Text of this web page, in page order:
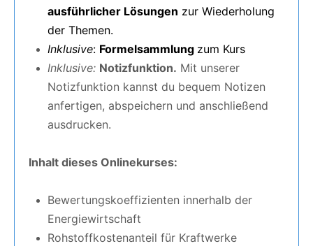
ausführlicher Lösungen zur Wiederholung
der Themen.
Inklusive: Formelsammlung zum Kurs
Inklusive: Notizfunktion. Mit unserer
Notizfunktion kannst du bequem Notizen
anfertigen, abspeichern und anschließend
ausdrucken.
Inhalt dieses Onlinekurses:
Bewertungskoeffizienten innerhalb der
Energiewirtschaft
Rohstoffkostenanteil für Kraftwerke